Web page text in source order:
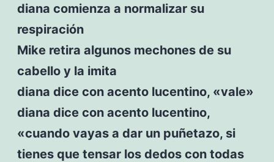
diana comienza a normalizar su
respiración
Mike retira algunos mechones de su
cabello y la imita
diana dice con acento lucentino, «vale»
diana dice con acento lucentino,
«cuando vayas a dar un puñetazo, si
tienes que tensar los dedos con todas